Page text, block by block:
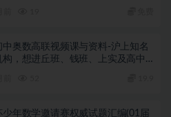
中奥数高联视频课与资料-沪上知名
构，想进丘班、钱班、上实及高中
少年数学邀请赛权威试题汇编(01届